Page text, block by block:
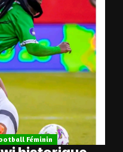
Féminin